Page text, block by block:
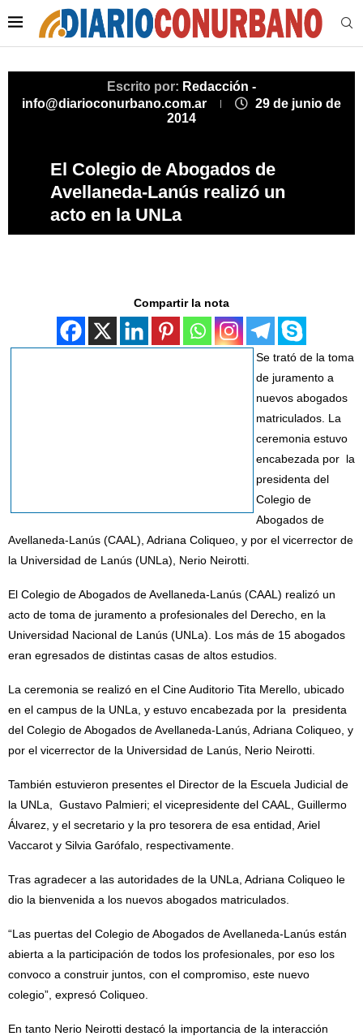
Escrito por: Redacción -
info@diarioconurbano.com.ar
29 de junio de
2014
El Colegio de Abogados de
Avellaneda-Lanús realizó un
acto en la UNLa
Compartir la nota
Se trató de la toma
de juramento a
nuevos abogados
matriculados. La
ceremonia estuvo
encabezada por la
presidenta del
Colegio de
Abogados de
Avellaneda-Lanús (CAAL), Adriana Coliqueo, y por el vicerrector de
la Universidad de Lanús (UNLa), Nerio Neirotti.
El Colegio de Abogados de Avellaneda-Lanús (CAAL) realizó un
acto de toma de juramento a profesionales del Derecho, en la
Universidad Nacional de Lanús (UNLa). Los más de 15 abogados
eran egresados de distintas casas de altos estudios.
La ceremonia se realizó en el Cine Auditorio Tita Merello, ubicado
en el campus de la UNLa, y estuvo encabezada por la presidenta
del Colegio de Abogados de Avellaneda-Lanús, Adriana Coliqueo, y
por el vicerrector de la Universidad de Lanús, Nerio Neirotti.
También estuvieron presentes el Director de la Escuela Judicial de
la UNLa, Gustavo Palmieri; el vicepresidente del CAAL, Guillermo
Álvarez, y el secretario y la pro tesorera de esa entidad, Ariel
Vaccarot y Silvia Garófalo, respectivamente.
Tras agradecer a las autoridades de la UNLa, Adriana Coliqueo le
dio la bienvenida a los nuevos abogados matriculados.
“Las puertas del Colegio de Abogados de Avellaneda-Lanús están
abierta a la participación de todos los profesionales, por eso los
convoco a construir juntos, con el compromiso, este nuevo
colegio”, expresó Coliqueo.
En tanto Nerio Neirotti destacó la importancia de la interacción